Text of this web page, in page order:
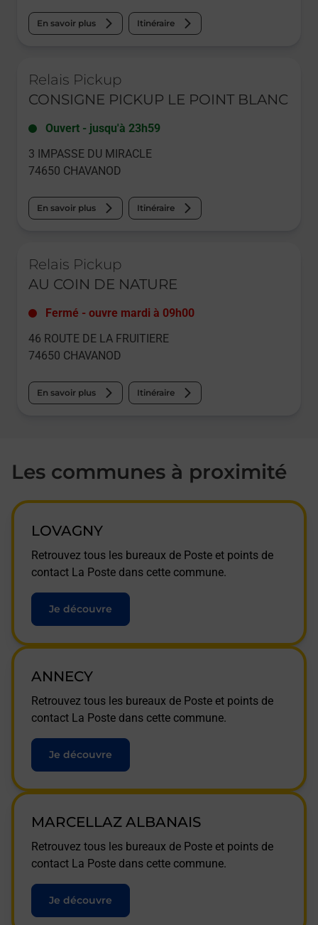
En savoir plus Itinéraire
Relais Pickup
CONSIGNE PICKUP LE POINT BLANC
Ouvert - jusqu'à 23h59
3 IMPASSE DU MIRACLE
74650 CHAVANOD
En savoir plus Itinéraire
Relais Pickup
AU COIN DE NATURE
Fermé - ouvre mardi à 09h00
46 ROUTE DE LA FRUITIERE
74650 CHAVANOD
En savoir plus Itinéraire
Les communes à proximité
LOVAGNY
Retrouvez tous les bureaux de Poste et points de
contact La Poste dans cette commune.
Je découvre
ANNECY
Retrouvez tous les bureaux de Poste et points de
contact La Poste dans cette commune.
Je découvre
MARCELLAZ ALBANAIS
Retrouvez tous les bureaux de Poste et points de
contact La Poste dans cette commune.
Je découvre